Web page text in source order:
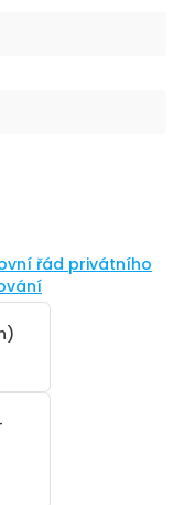
řád privátního